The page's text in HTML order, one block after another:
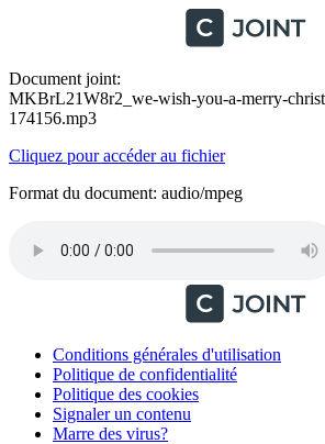
Document joint:
MKBrL21W8r2_we-wish-you-a-merry-
174156.mp3
Cliquez pour accéder au fichier
Format du document: audio/mpeg
Conditions générales d'utilisation
Politique de confidentialité
Politique des cookies
Signaler un contenu
Marre des virus?